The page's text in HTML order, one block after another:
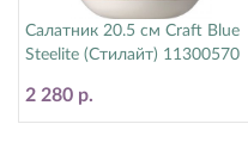
Салатник 20.5 см Craft Blue
Steelite (Стилайт) 11300570
2 280 р.